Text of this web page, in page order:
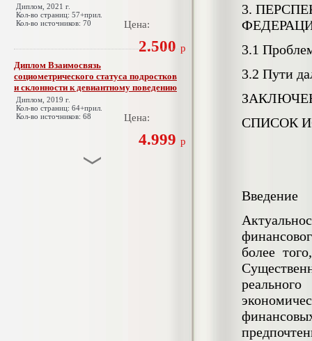
Диплом, 2021 г.
Кол-во страниц: 57+прил.
Кол-во источников: 70
Цена:
2.500 р
Диплом Взаимосвязь
социометрического статуса подростков
и склонности к девиантному поведению
Диплом, 2019 г.
Кол-во страниц: 64+прил.
Кол-во источников: 68
Цена:
4.999 р
3.
3.1
3.2 Пути
СПИСОК
Введение
более